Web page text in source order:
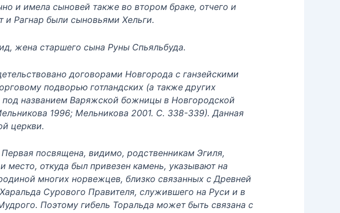
и имела сыновей также во втором браке, отчего и
и Рагнар были сыновьями Хельги.
жена старшего сына Руны Спьяльбуда.
договорами Новгорода с ганзейскими
подворью готландских (а также других
названием Варяжской божницы в Новгородской
1996; Мельникова 2001. С. 338-339). Данная
церкви.
посвящена, видимо, родственникам Эгиля,
откуда был привезен камень, указывают на
многих норвежцев, близко связанных с Древней
Сурового Правителя, служившего на Руси и в
Поэтому гибель Торальда может быть связана с